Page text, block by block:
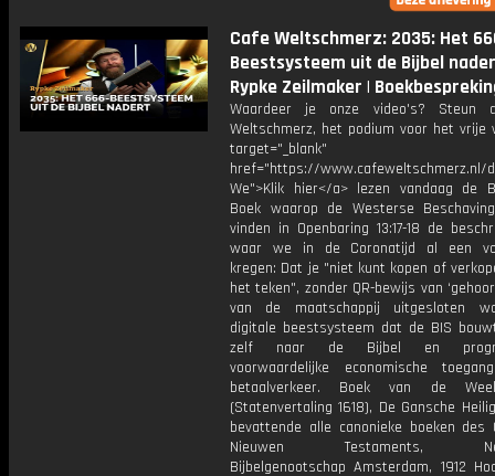
Cafe Weltschmerz: 2035: Het
Beestsysteem uit de Bijbel
Rypke Zeilmaker |
Waardeer je onze video's? Steun
Weltschmerz, het podium voor het vrije
target="_blank"
href="https://www.cafeweltschmerz.nl/
We">Klik hier</a> lezen vandaag de
Boek waarop de Westerse
vinden in Openbaring 13:17-18 de
waar we in de Coronatijd al een
kregen: Dat je "niet kunt kopen of
het teken", zonder QR-bewijs van
van de maatschappij uitgesloten
digitale beestsysteem dat de BIS
zelf naar de Bijbel en
voorwaardelijke economische
betaalverkeer. Boek van de
(Statenvertaling 1618), De Gansche
bevattende alle canonieke boeken des
Nieuwen Testaments,
Bijbelgenootschap Amsterdam, 1912